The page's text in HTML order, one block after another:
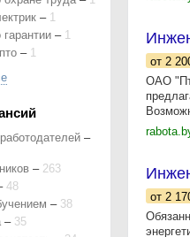
от 2
ОАО
от 2
– 1
– 1
– 1
–
– 263
48
– 38
– 35